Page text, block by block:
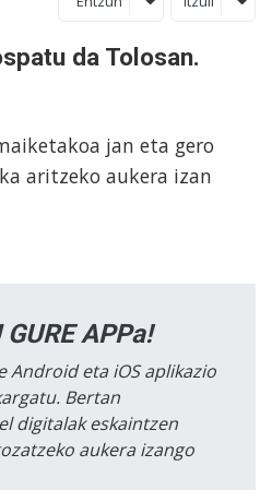
da Tolosan.
jan eta gero
aritzeko aukera izan
APPa!
Android eta iOS aplikazio
Bertan
digitalak eskaintzen
aukera izango